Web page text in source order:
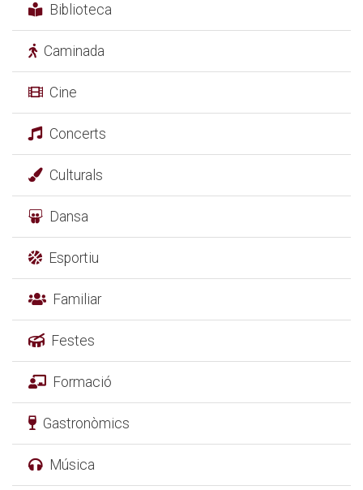
Biblioteca
Caminada
Cine
Concerts
Culturals
Dansa
Esportiu
Familiar
Festes
Formació
Gastronòmics
Música